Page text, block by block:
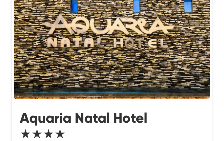
Aquaria Natal Hotel
★★★★